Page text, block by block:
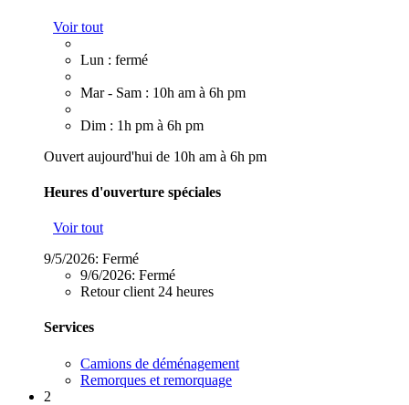
Voir tout
Lun : fermé
Mar - Sam : 10h am à 6h pm
Dim : 1h pm à 6h pm
Ouvert aujourd'hui de 10h am à 6h pm
Heures d'ouverture spéciales
Voir tout
9/5/2026: Fermé
9/6/2026: Fermé
Retour client 24 heures
Services
Camions de déménagement
Remorques et remorquage
2